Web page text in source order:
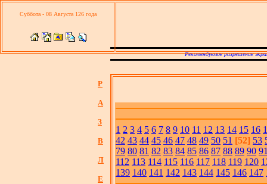
Суббота - 08 Августа 126 года
Р
А
З
В
Л
Е
Рекомендуемое разрешение
1 2 3 4 5 6 7 8 9 10 11 12 13 14 15 16
42 43 44 45 46 47 48 49 50 51 [52] 53
79 80 81 82 83 84 85 86 87 88 89 90
112 113 114 115 116 117 118 119 120
139 140 141 142 143 144 145 146 147